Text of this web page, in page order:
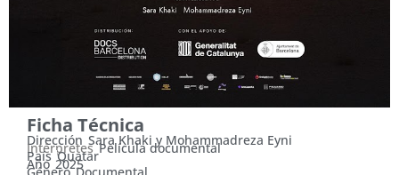
Ficha Técnica
Dirección Sara Khaki y Mohammadreza Eyni
Intérpretes Película documental
País Quatar
Año 2025